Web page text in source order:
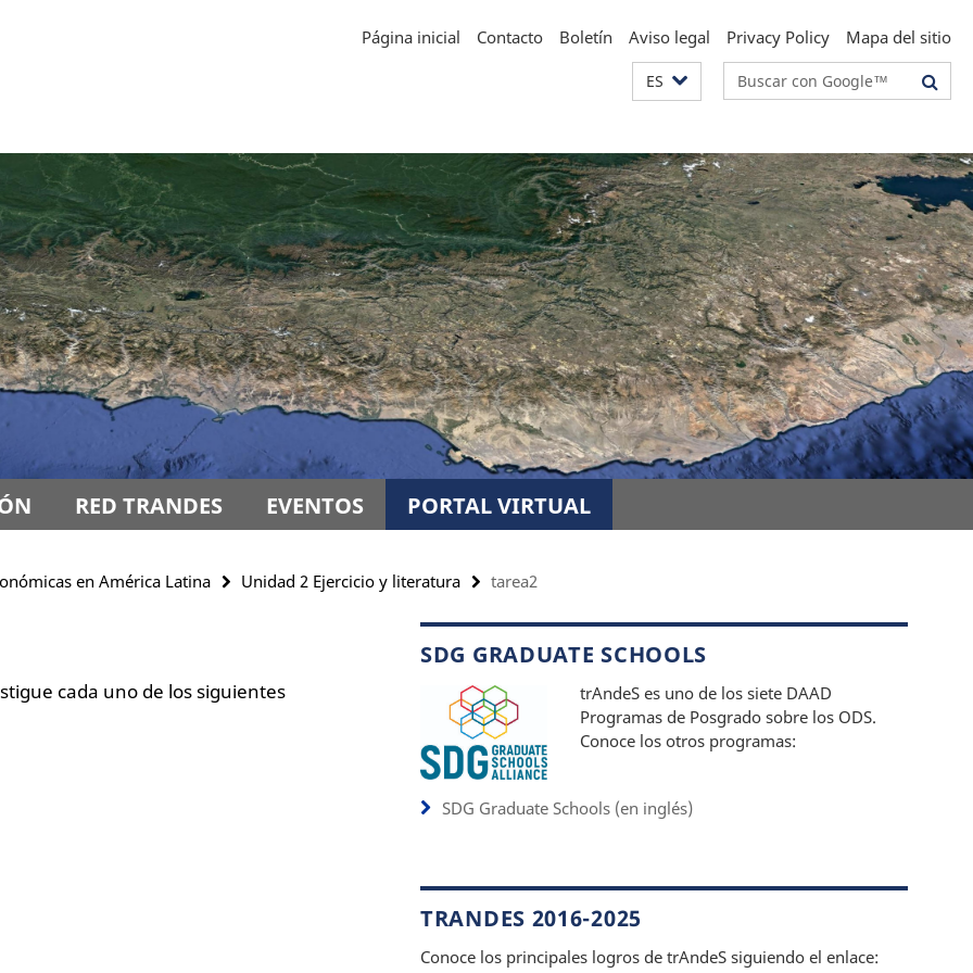
Página inicial Contacto Boletín Aviso legal Privacy Policy Mapa del sitio
ES Suchbegriffe
RED TRANDES EVENTOS PORTAL VIRTUAL
en América Latina Unidad 2 Ejercicio y literatura tarea2
cada uno de los siguientes
SDG GRADUATE SCHOOLS
trAndeS es uno de los siete DAAD
Programas de Posgrado sobre los ODS.
Conoce los otros programas:
SDG Graduate Schools (en inglés)
TRANDES 2016-2025
Conoce los principales logros de trAndeS siguiendo el enlace: